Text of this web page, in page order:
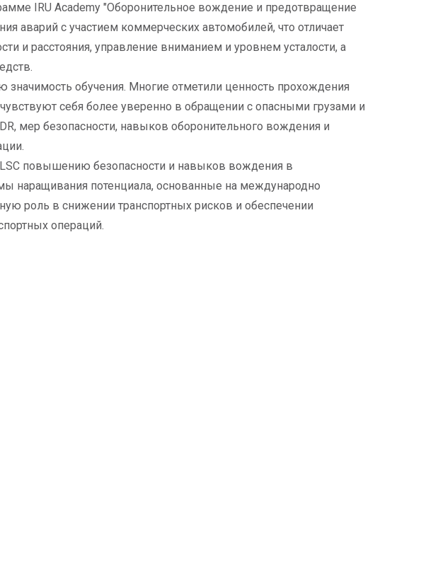
IRU Academy "Оборонительное вождение и предотвращение
аварий с участием коммерческих автомобилей, что отличает
и расстояния, управление вниманием и уровнем усталости, а
значимость обучения. Многие отметили ценность прохождения
себя более уверенно в обращении с опасными грузами и
мер безопасности, навыков оборонительного вождения и
повышению безопасности и навыков вождения в
наращивания потенциала, основанные на международно
роль в снижении транспортных рисков и обеспечении
операций.